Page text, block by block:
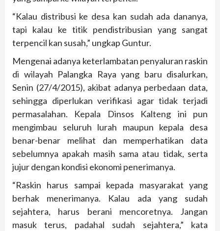
“Kalau distribusi ke desa kan sudah ada dananya,
tapi kalau ke titik pendistribusian yang sangat
terpencil kan susah,” ungkap Guntur.
Mengenai adanya keterlambatan penyaluran raskin
di wilayah Palangka Raya yang baru disalurkan,
Senin (27/4/2015), akibat adanya perbedaan data,
sehingga diperlukan verifikasi agar tidak terjadi
permasalahan. Kepala Dinsos Kalteng ini pun
mengimbau seluruh lurah maupun kepala desa
benar-benar melihat dan memperhatikan data
sebelumnya apakah masih sama atau tidak, serta
jujur dengan kondisi ekonomi penerimanya.
“Raskin harus sampai kepada masyarakat yang
berhak menerimanya. Kalau ada yang sudah
sejahtera, harus berani mencoretnya. Jangan
masuk terus, padahal sudah sejahtera,” kata